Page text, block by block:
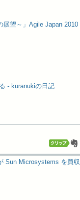
展望～」Agile Japan 2010
- kuranukiの日記
Sun Microsystems を買収